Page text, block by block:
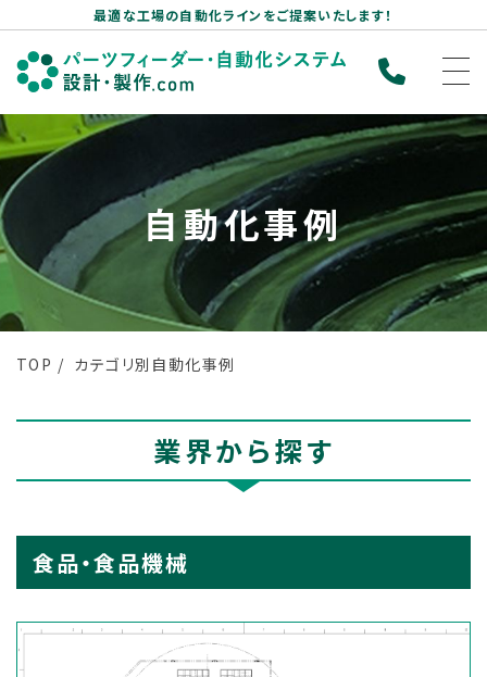
最適な工場の自動化ラインをご提案いたします！
自動化事例
TOP カテゴリ別自動化事例
業界から探す
食品・食品機械